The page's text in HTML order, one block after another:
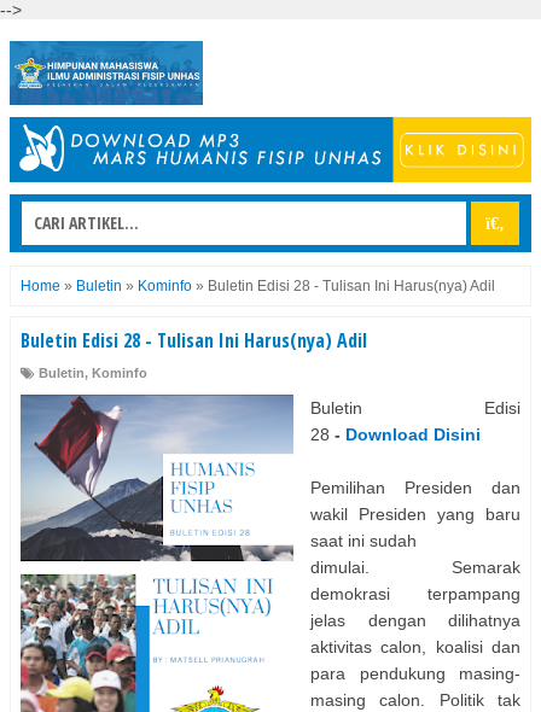
-->
Home » Buletin » Kominfo » Buletin Edisi 28 - Tulisan Ini Harus(nya) Adil
Buletin Edisi 28 - Tulisan Ini Harus(nya) Adil
Buletin, Kominfo
Buletin Edisi
28 - Download Disini
Pemilihan Presiden dan
wakil Presiden yang baru
saat ini sudah
dimulai. Semarak
demokrasi terpampang
jelas dengan dilihatnya
aktivitas calon, koalisi dan
para pendukung masing-
masing calon. Politik tak